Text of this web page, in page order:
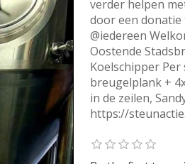
verder helpen
door een donatie
@iedereen
Oostende
Koelschipper
breugelplank +
in de zeilen,
https://